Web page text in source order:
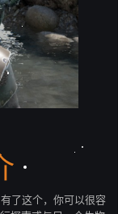
了这个，你可以很容